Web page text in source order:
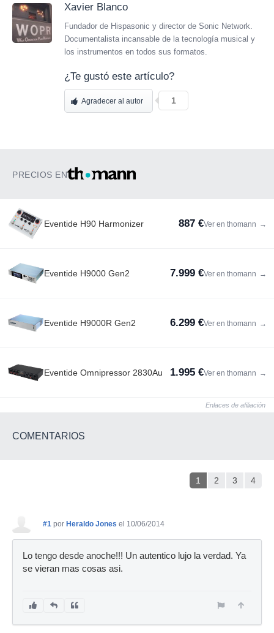
Xavier Blanco
Fundador de Hispasonic y director de Sonic Network.
Documentalista incansable de la tecnología musical y
los instrumentos en todos sus formatos.
¿Te gustó este artículo?
Agradecer al autor 1
PRECIOS EN
Eventide H90 Harmonizer 887 €Ver en thomann →
Eventide H9000 Gen2 7.999 €Ver en thomann →
Eventide H9000R Gen2 6.299 €Ver en thomann →
Eventide Omnipressor 2830Au 1.995 €Ver en thomann →
Enlaces de afiliación
COMENTARIOS
1 2 3 4
#1 por Heraldo Jones el 10/06/2014
Lo tengo desde anoche!!! Un autentico lujo la verdad. Ya
se vieran mas cosas asi.